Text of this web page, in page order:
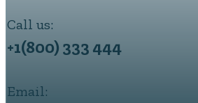
Call us:
+1(800) 333 444
Email: